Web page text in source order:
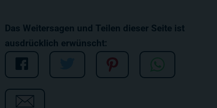
Das Weitersagen und Teilen dieser Seite ist
ausdrücklich erwünscht: